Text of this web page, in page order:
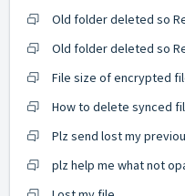
Old folder deleted so
Old folder deleted so
File size of encrypted
How to delete synced
Plz send lost my
plz help me what not